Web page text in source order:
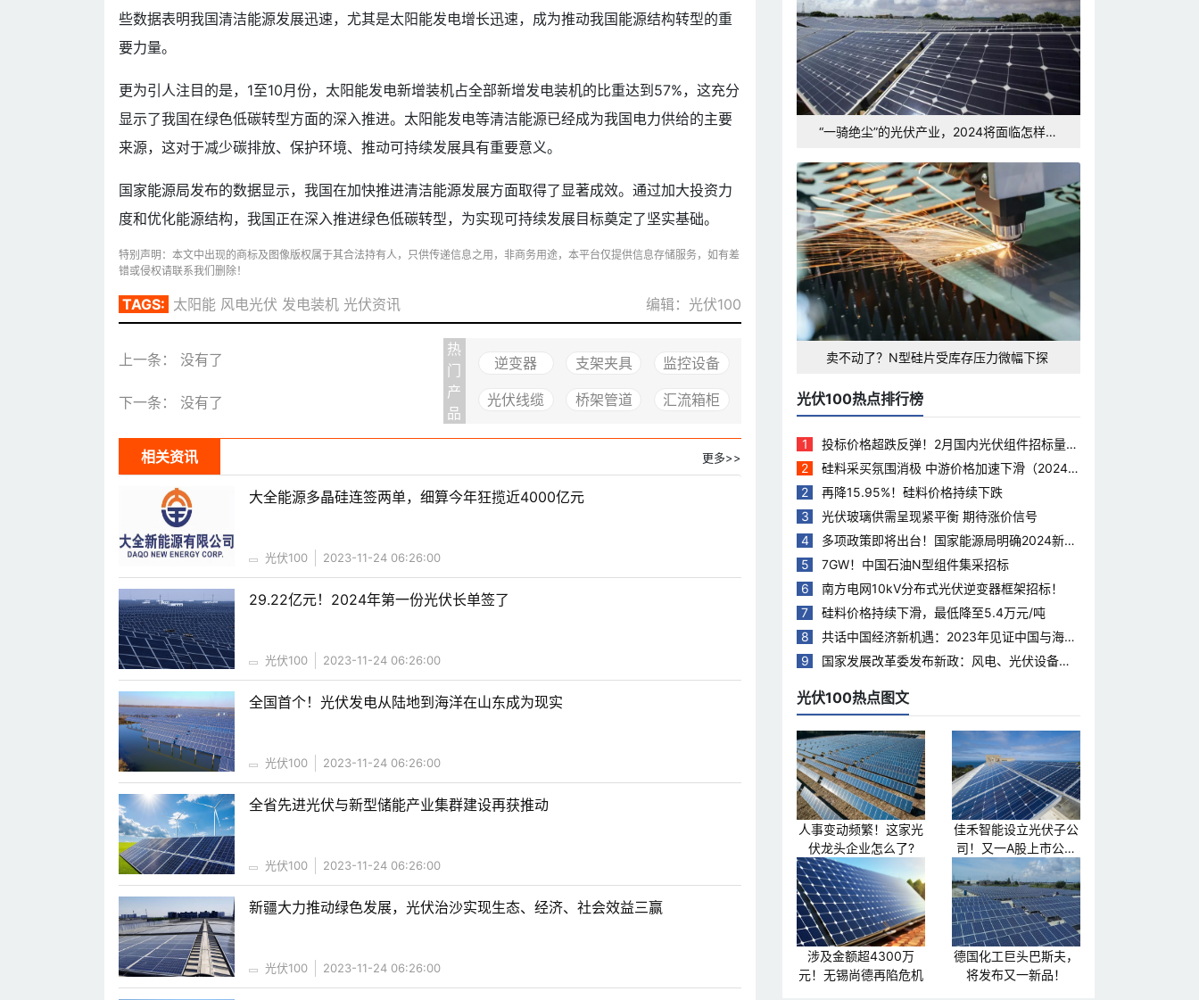
些数据表明我国清洁能源发展迅速，尤其是太阳能发电增长迅速，成为推动我国能源结构转型的重
要力量。
更为引人注目的是，1至10月份，太阳能发电新增装机占全部新增发电装机的比重达到57%，这充分
显示了我国在绿色低碳转型方面的深入推进。太阳能发电等清洁能源已经成为我国电力供给的主要
来源，这对于减少碳排放、保护环境、推动可持续发展具有重要意义。
国家能源局发布的数据显示，我国在加快推进清洁能源发展方面取得了显著成效。通过加大投资力
度和优化能源结构，我国正在深入推进绿色低碳转型，为实现可持续发展目标奠定了坚实基础。
特别声明：本文中出现的商标及图像版权属于其合法持有人，只供传递信息之用，非商务用途，本平台仅提供信息存储服务，如有差
错或侵权请联系我们删除！
TAGS: 太阳能 风电光伏 发电装机 光伏资讯 编辑：光伏100
上一条： 没有了
下一条： 没有了
热
门
产
品
逆变器 支架夹具 监控设备
光伏线缆 桥架管道 汇流箱柜
相关资讯 更多>>
大全能源多晶硅连签两单，细算今年狂揽近4000亿元
光伏100 2023-11-24 06:26:00
29.22亿元！2024年第一份光伏长单签了
光伏100 2023-11-24 06:26:00
全国首个！光伏发电从陆地到海洋在山东成为现实
光伏100 2023-11-24 06:26:00
全省先进光伏与新型储能产业集群建设再获推动
光伏100 2023-11-24 06:26:00
新疆大力推动绿色发展，光伏治沙实现生态、经济、社会效益三赢
光伏100 2023-11-24 06:26:00
“一骑绝尘”的光伏产业，2024将面临怎样的
卖不动了？N型硅片受库存压力微幅下探
光伏100热点排行榜
1
投标价格超跌反弹！2月国内光伏组件招标量下
滑35.5%
2
硅料采买氛围消极 中游价格加速下滑（2024.
3.28）
2
再降15.95%！硅料价格持续下跌
3
光伏玻璃供需呈现紧平衡 期待涨价信号
4
多项政策即将出台！国家能源局明确2024新能
源工作重点
5
7GW！中国石油N型组件集采招标
6
南方电网10kV分布式光伏逆变器框架招标！
7
硅料价格持续下滑，最低降至5.4万元/吨
8
共话中国经济新机遇：2023年见证中国与海合
会国家合作热度持续升温
9
国家发展改革委发布新政：风电、光伏设备回
光伏100热点图文
人事变动频繁！这家光
伏龙头企业怎么了?
佳禾智能设立光伏子公
司！又一A股上市公司
跨界光伏
涉及金额超4300万
元！无锡尚德再陷危机
德国化工巨头巴斯夫，
将发布又一新品！